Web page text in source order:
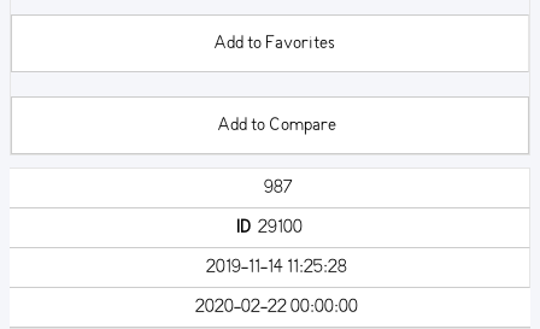
Add to Favorites
Add to Compare
987
ID 29100
2019-11-14 11:25:28
2020-02-22 00:00:00